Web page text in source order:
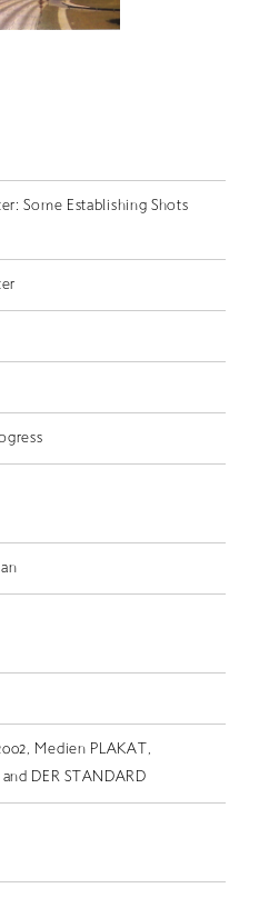
Some Establishing Shots
Medien PLAKAT,
DER STANDARD